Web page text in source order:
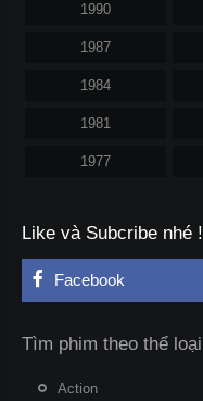
1990
1987
1984
1981
1977
Like và Subcribe nhé !
Facebook
Tìm phim theo thể loại
Action